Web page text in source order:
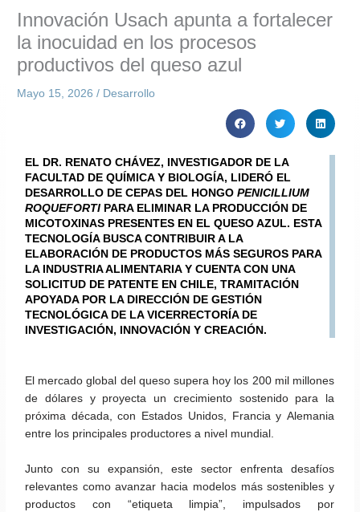
Innovación Usach apunta a fortalecer
la inocuidad en los procesos
productivos del queso azul
Mayo 15, 2026/ Desarrollo
EL DR. RENATO CHÁVEZ, INVESTIGADOR DE LA
FACULTAD DE QUÍMICA Y BIOLOGÍA, LIDERÓ EL
DESARROLLO DE CEPAS DEL HONGOPENICILLIUM
ROQUEFORTI PARA ELIMINAR LA PRODUCCIÓN DE
MICOTOXINAS PRESENTES EN EL QUESO AZUL. ESTA
TECNOLOGÍA BUSCA CONTRIBUIR A LA
ELABORACIÓN DE PRODUCTOS MÁS SEGUROS PARA
LA INDUSTRIA ALIMENTARIA Y CUENTA CON UNA
SOLICITUD DE PATENTE EN CHILE, TRAMITACIÓN
APOYADA POR LA DIRECCIÓN DE GESTIÓN
TECNOLÓGICA DE LA VICERRECTORÍA DE
INVESTIGACIÓN, INNOVACIÓN Y CREACIÓN.
El mercado global del queso supera hoy los 200 mil millones
de dólares y proyecta un crecimiento sostenido para la
próxima década, con Estados Unidos, Francia y Alemania
entre los principales productores a nivel mundial.
Junto con su expansión, este sector enfrenta desafíos
relevantes como avanzar hacia modelos más sostenibles y
productos con “etiqueta limpia”, impulsados por